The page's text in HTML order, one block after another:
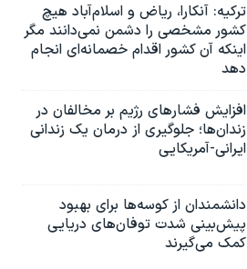
ترکیه: آنکارا، ریاض و اسلام‌آباد هیچ
کشور مشخصی را دشمن نمی‌دانند مگر
اینکه آن کشور اقدام خصمانه‌ای انجام
دهد
افزایش فشارهای رژیم بر مخالفان در
زندان‌ها؛ جلوگیری از درمان یک زندانی
ایرانی-آمریکایی
دانشمندان از کوسه‌ها برای بهبود
پیش‌بینی شدت توفان‌های دریایی
کمک می‌گیرند